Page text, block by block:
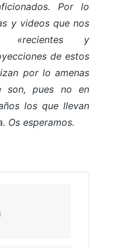
Por lo
y videos que nos
«recientes y
de estos
por lo amenas
son, pues no en
los que llevan
Os esperamos.